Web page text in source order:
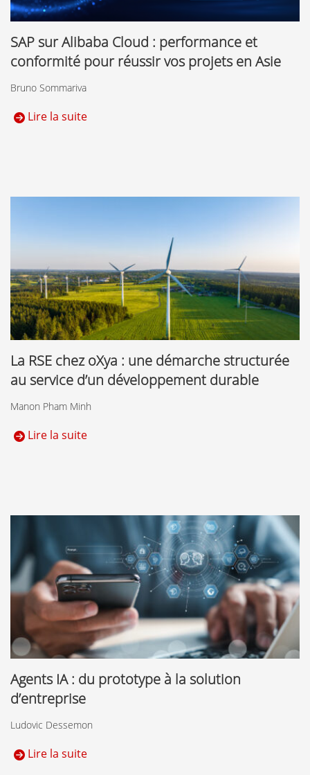
SAP sur Alibaba Cloud : performance et
conformité pour réussir vos projets en Asie
Bruno Sommariva
Lire la suite
La RSE chez oXya : une démarche structurée
au service d’un développement durable
Manon Pham Minh
Lire la suite
Agents IA : du prototype à la solution
d’entreprise
Ludovic Dessemon
Lire la suite